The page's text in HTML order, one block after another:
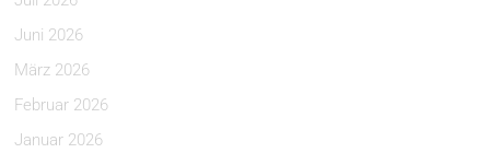
Juni 2026
März 2026
Februar 2026
Januar 2026